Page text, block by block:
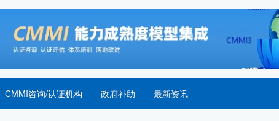
CMMI咨询/认证机构 政府补助 最新资讯